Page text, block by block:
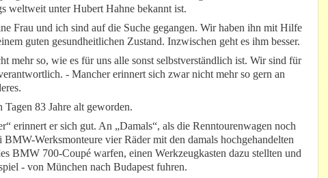
weltweit unter Hubert Hahne bekannt ist.
Frau und ich sind auf die Suche gegangen. Wir haben ihn mit Hilfe
guten gesundheitlichen Zustand. Inzwischen geht es ihm besser.
mehr so, wie es für uns alle sonst selbstverständlich ist. Wir sind für
- Mancher erinnert sich zwar nicht mehr so gern an
83 Jahre alt geworden.
erinnert er sich gut. An „Damals“, als die Renntourenwagen noch
BMW-Werksmonteure vier Räder mit den damals hochgehandelten
BMW 700-Coupé warfen, einen Werkzeugkasten dazu stellten und
- von München nach Budapest fuhren.